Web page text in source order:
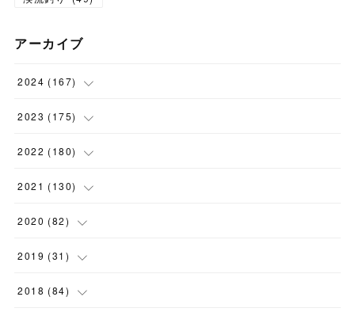
アーカイブ
2024 (167)
(11)
(24)
(23)
( 23
2023 (175)
(12)
(18)
(16
( 15
2022 (180)
(17)
(15
(23
( 14
2021 (130)
(10
(4 )
( 16
2020 (82)
(21
(8 )
2019 (31 )
(1)
2018 (84)